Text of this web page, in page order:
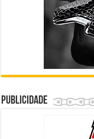
Publicidade